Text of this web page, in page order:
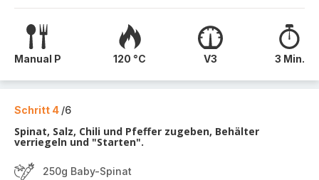
Manual P 120 °C V3 3 Min.
Schritt 4 /6
Spinat, Salz, Chili und Pfeffer zugeben, Behälter
verriegeln und "Starten".
250g Baby-Spinat